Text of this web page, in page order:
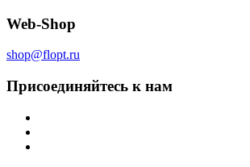
Web-Shop
shop@flopt.ru
Присоединяйтесь к нам